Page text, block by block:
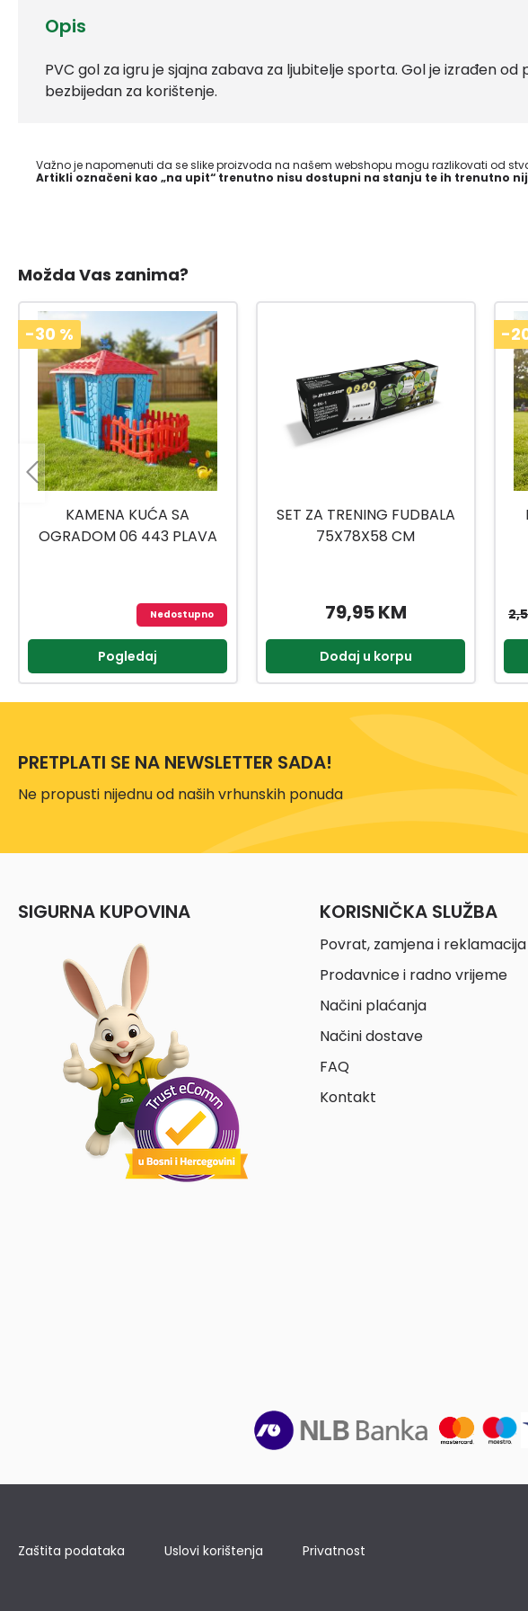
Opis
PVC gol za igru je sjajna zabava za ljubitelje sporta. Gol je izrađen od
bezbijedan za korištenje.
Važno je napomenuti da se slike proizvoda na našem webshopu mogu razlikovati od
Artikli označeni kao „na upit“ trenutno nisu dostupni na stanju te ih trenutno
Možda Vas zanima?
-30 %
KAMENA KUĆA SA
OGRADOM 06 443 PLAVA
Nedostupno
Pogledaj
SET ZA TRENING FUDBALA
75X78X58 CM
79,95 KM
Dodaj u korpu
-
PRETPLATI SE NA NEWSLETTER SADA!
Ne propusti nijednu od naših vrhunskih ponuda
SIGURNA KUPOVINA KORISNIČKA SLUŽBA
Povrat, zamjena i reklamacija
Prodavnice i radno vrijeme
Načini plaćanja
Načini dostave
FAQ
Kontakt
Zaštita podataka Uslovi korištenja Privatnost